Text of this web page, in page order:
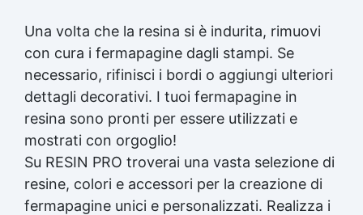
Una volta che la resina si è indurita, rimuovi
con cura i fermapagine dagli stampi. Se
necessario, rifinisci i bordi o aggiungi ulteriori
dettagli decorativi. I tuoi fermapagine in
resina sono pronti per essere utilizzati e
mostrati con orgoglio!
Su RESIN PRO troverai una vasta selezione di
resine, colori e accessori per la creazione di
fermapagine unici e personalizzati. Realizza i